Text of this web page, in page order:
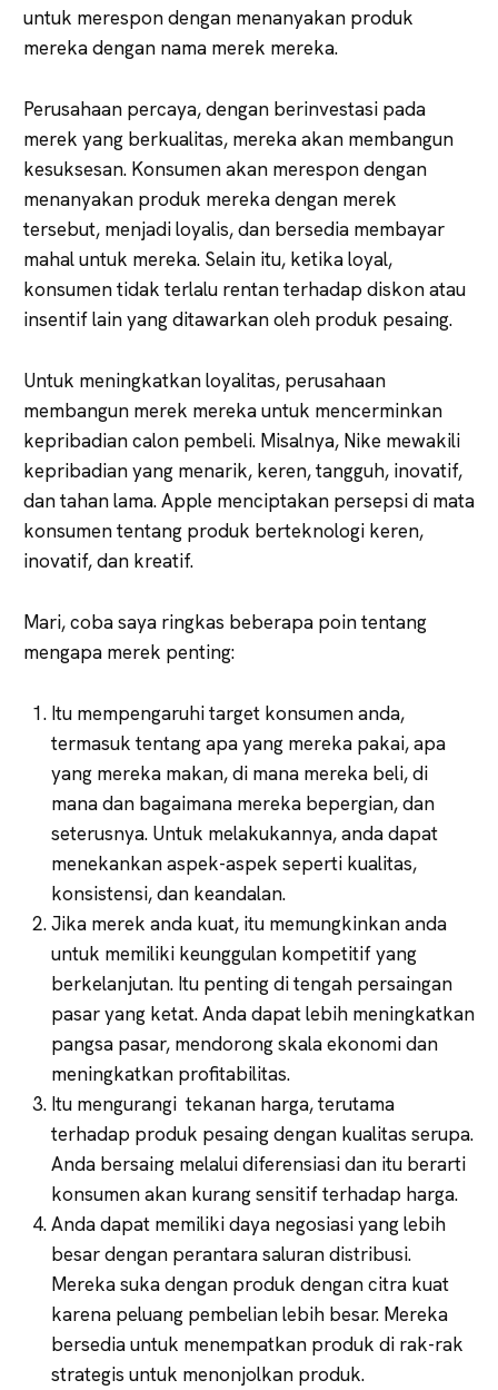
untuk merespon dengan menanyakan produk
mereka dengan nama merek mereka.
Perusahaan percaya, dengan berinvestasi pada
merek yang berkualitas, mereka akan membangun
kesuksesan. Konsumen akan merespon dengan
menanyakan produk mereka dengan merek
tersebut, menjadi loyalis, dan bersedia membayar
mahal untuk mereka. Selain itu, ketika loyal,
konsumen tidak terlalu rentan terhadap diskon atau
insentif lain yang ditawarkan oleh produk pesaing.
Untuk meningkatkan loyalitas, perusahaan
membangun merek mereka untuk mencerminkan
kepribadian calon pembeli. Misalnya, Nike mewakili
kepribadian yang menarik, keren, tangguh, inovatif,
dan tahan lama. Apple menciptakan persepsi di mata
konsumen tentang produk berteknologi keren,
inovatif, dan kreatif.
Mari, coba saya ringkas beberapa poin tentang
mengapa merek penting:
Itu mempengaruhi target konsumen anda,
termasuk tentang apa yang mereka pakai, apa
yang mereka makan, di mana mereka beli, di
mana dan bagaimana mereka bepergian, dan
seterusnya. Untuk melakukannya, anda dapat
menekankan aspek-aspek seperti kualitas,
konsistensi, dan keandalan.
Jika merek anda kuat, itu memungkinkan anda
untuk memiliki keunggulan kompetitif yang
berkelanjutan. Itu penting di tengah persaingan
pasar yang ketat. Anda dapat lebih meningkatkan
pangsa pasar, mendorong skala ekonomi dan
meningkatkan profitabilitas.
Itu mengurangi tekanan harga, terutama
terhadap produk pesaing dengan kualitas serupa.
Anda bersaing melalui diferensiasi dan itu berarti
konsumen akan kurang sensitif terhadap harga.
Anda dapat memiliki daya negosiasi yang lebih
besar dengan perantara saluran distribusi.
Mereka suka dengan produk dengan citra kuat
karena peluang pembelian lebih besar. Mereka
bersedia untuk menempatkan produk di rak-rak
strategis untuk menonjolkan produk.